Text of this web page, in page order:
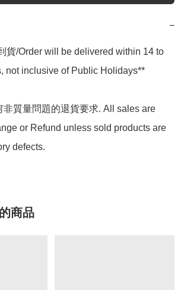
−
貨/Order will be delivered within 14 to
not inclusive of Public Holidays**
非質量問題的退貨要求. All sales are
or Refund unless sold products are
defects.
商品